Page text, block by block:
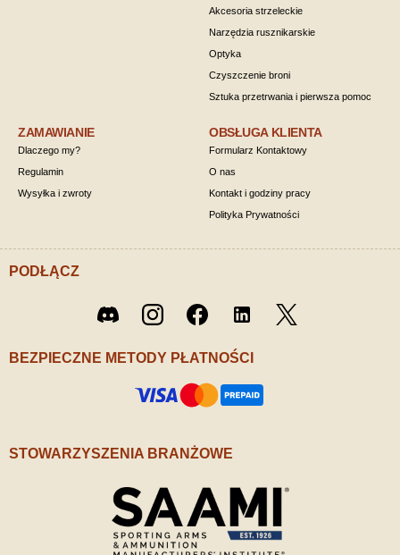
Akcesoria strzeleckie
Narzędzia rusznikarskie
Optyka
Czyszczenie broni
Sztuka przetrwania i pierwsza pomoc
ZAMAWIANIE
Dlaczego my?
Regulamin
Wysyłka i zwroty
OBSŁUGA KLIENTA
Formularz Kontaktowy
O nas
Kontakt i godziny pracy
Polityka Prywatności
PODŁĄCZ
Discord Instagram Facebook LinkedIn
BEZPIECZNE METODY PŁATNOŚCI
STOWARZYSZENIA BRANŻOWE